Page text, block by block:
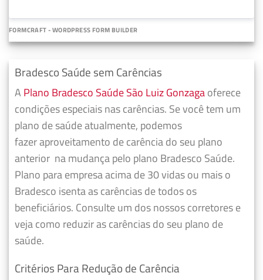
FORMCRAFT - WORDPRESS FORM BUILDER
Bradesco Saúde sem Carências
A Plano Bradesco Saúde São Luiz Gonzagaoferece
condições especiais nas carências. Se você tem um
plano de saúde atualmente, podemos
fazeraproveitamento de carência do seu plano
anterior na mudança pelo plano Bradesco Saúde.
Plano para empresa acima de 30 vidas ou mais o
Bradesco isenta as carências de todos os
beneficiários. Consulte um dos nossos corretores e
veja como reduzir as carências do seu plano de
saúde.
Critérios Para Redução de Carência